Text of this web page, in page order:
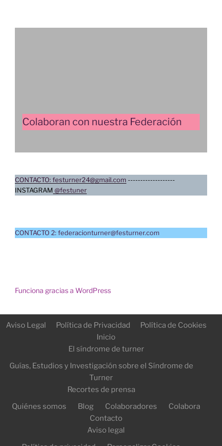
Colaboran con nuestra Federación
CONTACTO: festurner24@gmail.com -------------------
INSTAGRAM @festuner
CONTACTO 2: federacionturner@festurner.com
Funciona gracias a WordPress
Aviso Legal Política de Privacidad
Política de Cookies
Inicio
El síndrome de turner
Guías, Estudios y Investigación sobre el Síndrome de
Turner
Recortes de prensa
Quiénes somos
Blog Colaboradores
Colabora
Contacto
Aviso legal